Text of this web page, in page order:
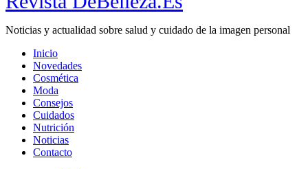
Noticias y actualidad sobre salud y cuidado de la imagen personal
Inicio
Novedades
Cosmética
Moda
Consejos
Cuidados
Nutrición
Noticias
Contacto